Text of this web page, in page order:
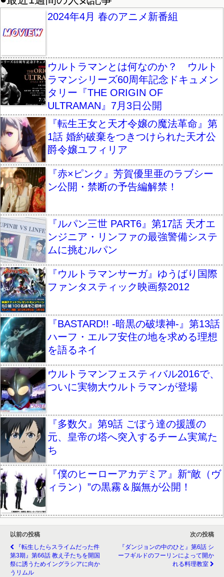
2024年4月 春のアニメ新番組
ウルトラマンとは何なのか？ ウルト
ラマンシリーズ60周年記念ドキュメン
タリー『THE ORIGIN OF
ULTRAMAN』7月3日公開
『転生王女と天才令嬢の魔法革命』第
1話 婚約破棄をつきつけられた天才公
爵令嬢ユフィリア
『赤×ピンク』芳賀優里亜のラブシー
ン公開・禁断の予告編解禁！
『ルパン三世 PART6』第17話 天才エ
ンジニア・リンファの最強警備システ
ムに挑むルパン
『ウルトラマンサーガ』ゆうばり国際
ファンタスティック映画祭2012
『BASTARD!! -暗黒の破壊神-』第13話
ハーフ・エルフ安住の地を求める理想
を語るネイ
ウルトラマンフェスティバル2016で、
ついに実物大ウルトラマンが登場
『多数欠』第9話 ごぼう達の援護の
元、皇帝の塔へ突入するチーム実篤た
ち
『僕のヒーローアカデミア』新“敵（ヴ
ィラン）”の黒霧＆脳無が公開！
以前の投稿
『転生したらスライムだった件
第3期』第66話 教え子たちを開国
祭に誘うためイングラシアに向か
うリムル
次の投稿
『ダンジョンの中のひと』第6話 シ
ーフギルドのフーリンによって開か
れる料理教室